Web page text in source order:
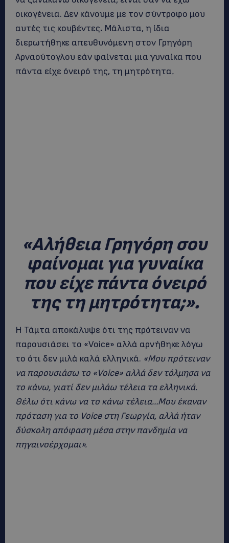
οικογένεια. Δεν κάνουμε με τον σύντροφο μου
αυτές τις κουβέντες. Μάλιστα, η ίδια
διερωτήθηκε απευθυνόμενη στον Γρηγόρη
Αρναούτογλου εάν φαίνεται μια γυναίκα που
πάντα είχε όνειρό της, τη μητρότητα.
«Αλήθεια Γρηγόρη σου
φαίνομαι για γυναίκα
που είχε πάντα όνειρό
της τη μητρότητα;».
Η Τάμτα αποκάλυψε ότι της πρότειναν να
παρουσιάσει το «Voice» αλλά αρνήθηκε λόγω
το ότι δεν μιλά καλά ελληνικά. «Μου πρότειναν
να παρουσιάσω το «Voice» αλλά δεν τόλμησα να
το κάνω, γιατί δεν μιλάω τέλεια τα ελληνικά.
Θέλω ότι κάνω να το κάνω τέλεια…Μου έκαναν
πρόταση για το Voice στη Γεωργία, αλλά ήταν
δύσκολη απόφαση μέσα στην πανδημία να
πηγαινοέρχομαι».